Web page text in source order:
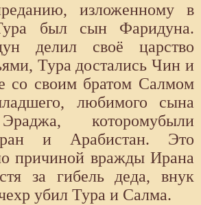
изложенному в
был сын Фаридуна.
делил своё царство
Тура достались Чин и
со своим братом Салмом
любимого сына
которомубыли
и Арабистан. Это
причиной вражды Ирана
за гибель деда, внук
убил Тура и Салма.